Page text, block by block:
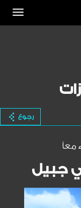
رجوع
معاً
جبيل